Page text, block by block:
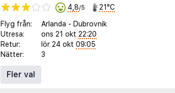
4,8/5 21°C
Flyg från: Arlanda - Dubrovnik
Utresa:
ons 21 okt 22:20
Retur:
lör 24 okt 09:05
Nätter:
3
Fler val